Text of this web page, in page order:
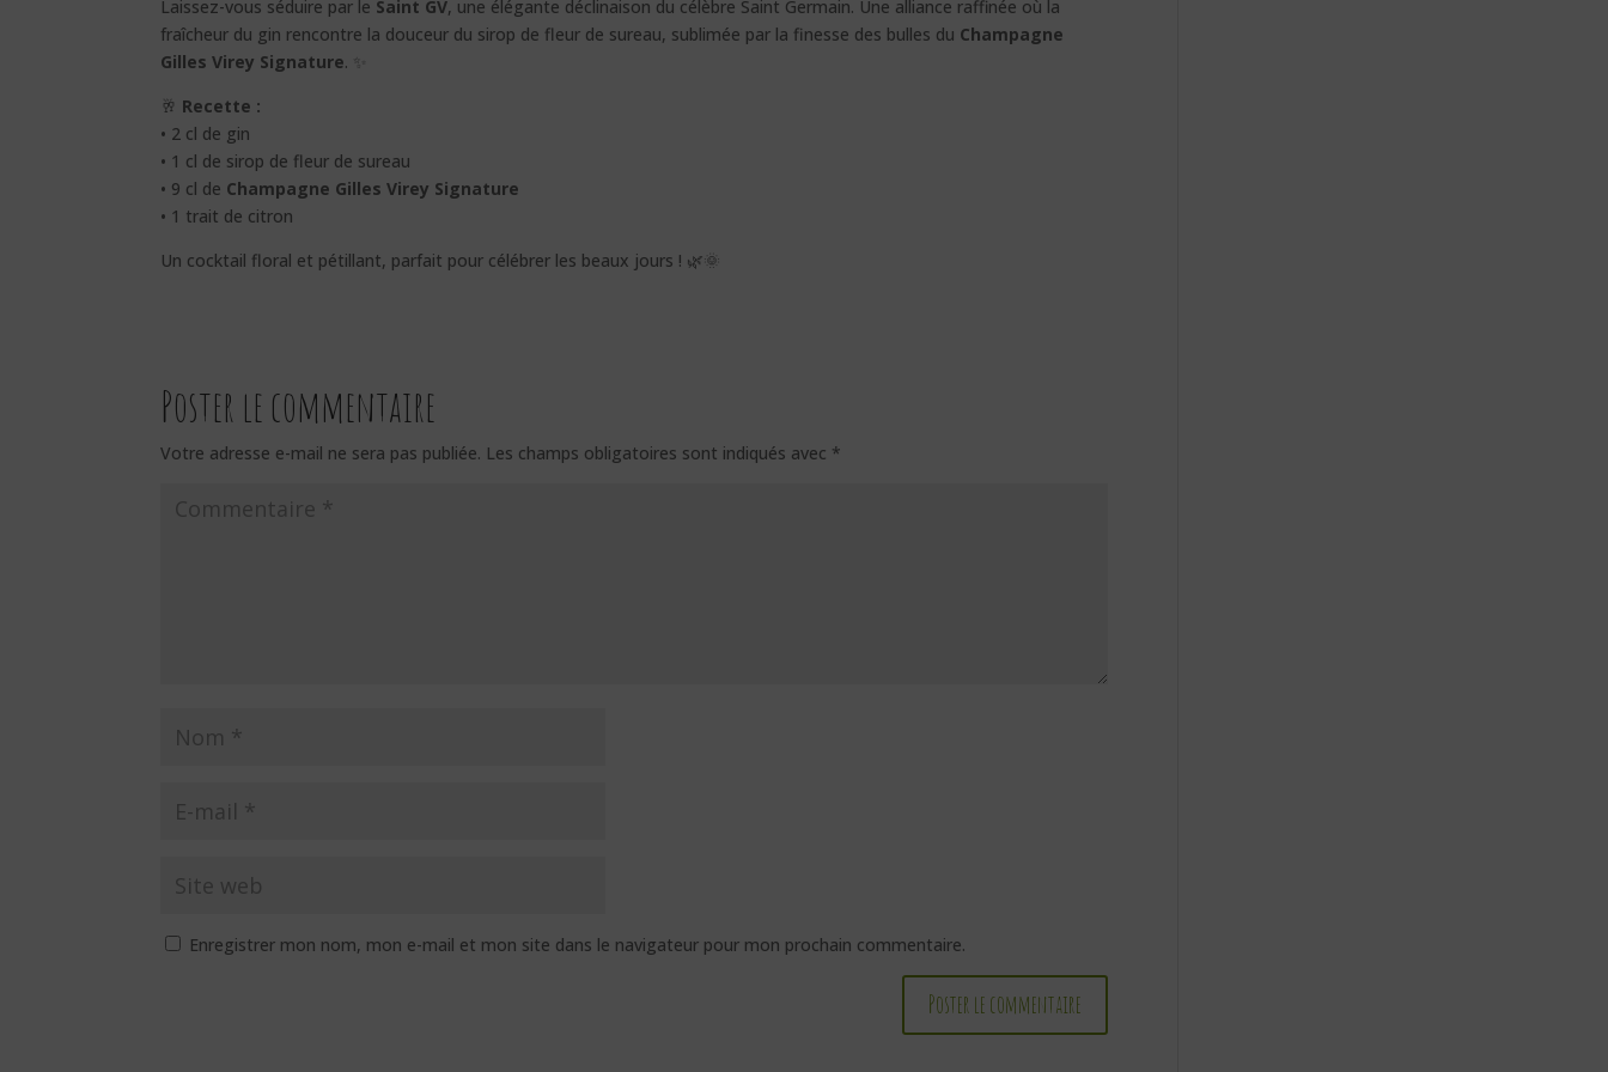
Laissez-vous séduire par le Saint GV, une élégante déclinaison du célèbre Saint Germain. Une alliance raffinée où la
fraîcheur du gin rencontre la douceur du sirop de fleur de sureau, sublimée par la finesse des bulles du Champagne
Gilles Virey Signature. ✨
🥂 Recette :
• 2 cl de gin
• 1 cl de sirop de fleur de sureau
• 9 cl de Champagne Gilles Virey Signature
• 1 trait de citron
Un cocktail floral et pétillant, parfait pour célébrer les beaux jours ! 🌿🌞
Poster le commentaire
Votre adresse e-mail ne sera pas publiée. Les champs obligatoires sont indiqués avec *
Enregistrer mon nom, mon e-mail et mon site dans le navigateur pour mon prochain commentaire.